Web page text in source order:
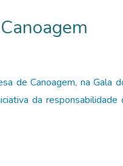
de Canoagem, na Gala
da responsabilidade